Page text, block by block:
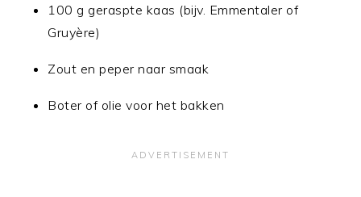
100 g geraspte kaas (bijv. Emmentaler of
Gruyère)
Zout en peper naar smaak
Boter of olie voor het bakken